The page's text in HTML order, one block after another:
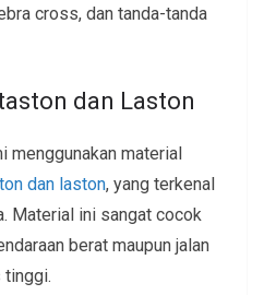
cross, dan tanda-tanda
dan Laston
menggunakan material
dan laston, yang terkenal
Material ini sangat cocok
berat maupun jalan
tinggi.